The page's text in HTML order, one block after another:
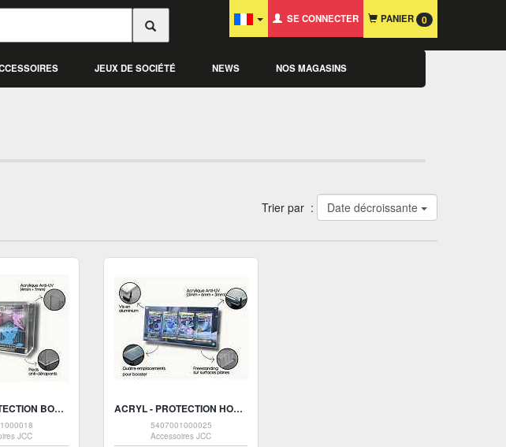
SE CONNECTER PANIER 0
JEUX DE SOCIÉTÉ NEWS NOS MAGASINS
Trier par : Date décroissante
ACRYL - PROTECTION BOX ACRYL ANTI-UV - ETB POKEMON
JCC
ACRYL - PROTECTION HOLDER ACRYL ANTI-UV - ART SET 4 BOOSTERS
5407001000025
Accessoires JCC